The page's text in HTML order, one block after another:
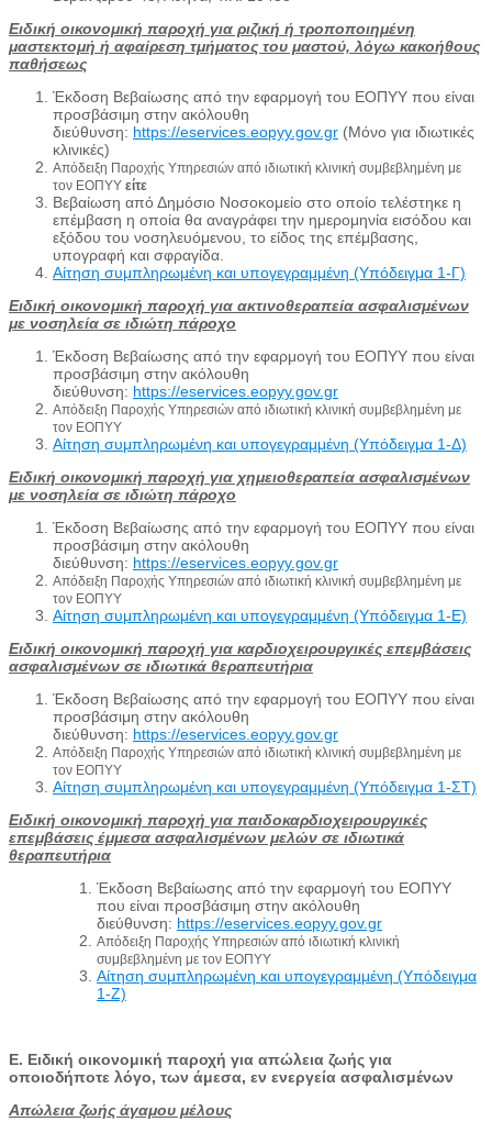
Ειδική οικονομική παροχή για ριζική ή τροποποιημένη
μαστεκτομή ή αφαίρεση τμήματος του μαστού, λόγω κακοήθους
παθήσεως
Έκδοση Βεβαίωσης από την εφαρμογή του ΕΟΠΥΥ που είναι
προσβάσιμη στην ακόλουθη
διεύθυνση: https://eservices.eopyy.gov.gr (Μόνο για ιδιωτικές
κλινικές)
Απόδειξη Παροχής Υπηρεσιών από ιδιωτική κλινική συμβεβλημένη με
τον ΕΟΠΥΥ είτε
Βεβαίωση από Δημόσιο Νοσοκομείο στο οποίο τελέστηκε η
επέμβαση η οποία θα αναγράφει την ημερομηνία εισόδου και
εξόδου του νοσηλευόμενου, το είδος της επέμβασης,
υπογραφή και σφραγίδα.
Αίτηση συμπληρωμένη και υπογεγραμμένη (Υπόδειγμα 1-Γ)
Ειδική οικονομική παροχή για ακτινοθεραπεία ασφαλισμένων
με νοσηλεία σε ιδιώτη πάροχο
Έκδοση Βεβαίωσης από την εφαρμογή του ΕΟΠΥΥ που είναι
προσβάσιμη στην ακόλουθη
διεύθυνση: https://eservices.eopyy.gov.gr
Απόδειξη Παροχής Υπηρεσιών από ιδιωτική κλινική συμβεβλημένη με
τον ΕΟΠΥΥ
Αίτηση συμπληρωμένη και υπογεγραμμένη (Υπόδειγμα 1-Δ)
Ειδική οικονομική παροχή για χημειοθεραπεία ασφαλισμένων
με νοσηλεία σε ιδιώτη πάροχο
Έκδοση Βεβαίωσης από την εφαρμογή του ΕΟΠΥΥ που είναι
προσβάσιμη στην ακόλουθη
διεύθυνση: https://eservices.eopyy.gov.gr
Απόδειξη Παροχής Υπηρεσιών από ιδιωτική κλινική συμβεβλημένη με
τον ΕΟΠΥΥ
Αίτηση συμπληρωμένη και υπογεγραμμένη (Υπόδειγμα 1-Ε)
Ειδική οικονομική παροχή για καρδιοχειρουργικές επεμβάσεις
ασφαλισμένων σε ιδιωτικά θεραπευτήρια
Έκδοση Βεβαίωσης από την εφαρμογή του ΕΟΠΥΥ που είναι
προσβάσιμη στην ακόλουθη
διεύθυνση: https://eservices.eopyy.gov.gr
Απόδειξη Παροχής Υπηρεσιών από ιδιωτική κλινική συμβεβλημένη με
τον ΕΟΠΥΥ
Αίτηση συμπληρωμένη και υπογεγραμμένη (Υπόδειγμα 1-ΣΤ)
Ειδική οικονομική παροχή για παιδοκαρδιοχειρουργικές
επεμβάσεις έμμεσα ασφαλισμένων μελών σε ιδιωτικά
θεραπευτήρια
Έκδοση Βεβαίωσης από την εφαρμογή του ΕΟΠΥΥ
που είναι προσβάσιμη στην ακόλουθη
διεύθυνση: https://eservices.eopyy.gov.gr
Απόδειξη Παροχής Υπηρεσιών από ιδιωτική κλινική
συμβεβλημένη με τον ΕΟΠΥΥ
Αίτηση συμπληρωμένη και υπογεγραμμένη (Υπόδειγμα
1-Ζ)
Ε. Ειδική οικονομική παροχή για απώλεια ζωής για
οποιοδήποτε λόγο, των άμεσα, εν ενεργεία ασφαλισμένων
Απώλεια ζωής άγαμου μέλους